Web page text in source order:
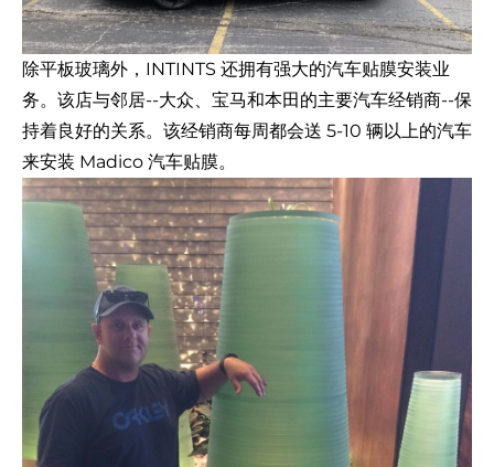
除平板玻璃外，INTINTS 还拥有强大的汽车贴膜安装业
务。该店与邻居--大众、宝马和本田的主要汽车经销商--保
持着良好的关系。该经销商每周都会送 5-10 辆以上的汽车
来安装 Madico 汽车贴膜。